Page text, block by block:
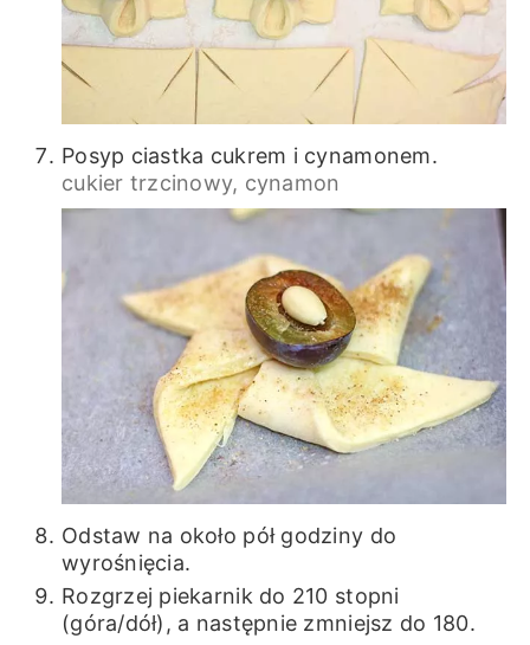
Posyp ciastka cukrem i cynamonem.
cukier trzcinowy, cynamon
Odstaw na około pół godziny do
wyrośnięcia.
Rozgrzej piekarnik do 210 stopni
(góra/dół), a następnie zmniejsz do 180.